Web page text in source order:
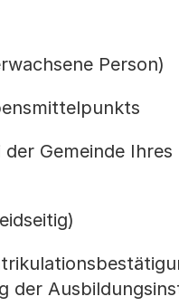
Person)
Gemeinde Ihres
der